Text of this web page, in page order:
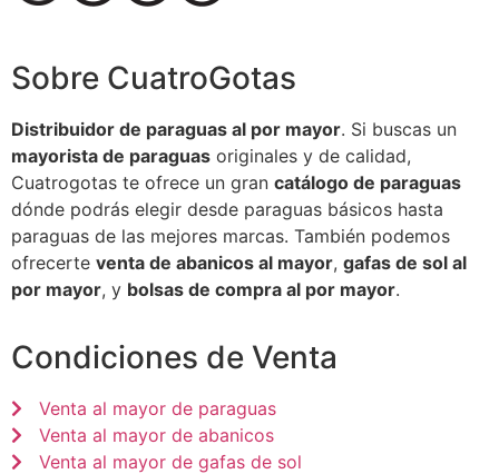
Sobre CuatroGotas
Distribuidor de paraguas al por mayor. Si buscas un
mayorista de paraguas originales y de calidad,
Cuatrogotas te ofrece un gran catálogo de paraguas
dónde podrás elegir desde paraguas básicos hasta
paraguas de las mejores marcas. También podemos
ofrecerte venta de abanicos al mayor, gafas de sol al
por mayor, y bolsas de compra al por mayor.
Condiciones de Venta
Venta al mayor de paraguas
Venta al mayor de abanicos
Venta al mayor de gafas de sol